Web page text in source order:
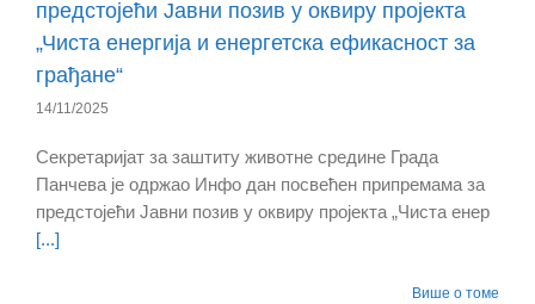
предстојећи Јавни позив у оквиру пројекта
„Чиста енергија и енергетска ефикасност за
грађане“
14/11/2025
Секретаријат за заштиту животне средине Града
Панчева је одржао Инфо дан посвећен припремама за
предстојећи Јавни позив у оквиру пројекта „Чиста енер
[...]
Више о томе